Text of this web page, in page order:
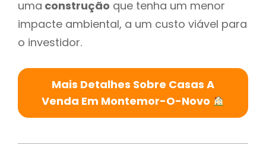
uma construção que tenha um menor
impacte ambiental, a um custo viável para
o investidor.
Mais Detalhes Sobre Casas A
Venda Em Montemor-O-Novo